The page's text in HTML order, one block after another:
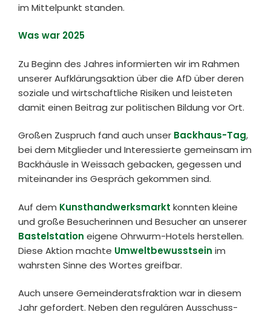
im Mittelpunkt standen.
Was war 2025
Zu Beginn des Jahres informierten wir im Rahmen
unserer Aufklärungsaktion über die AfD über deren
soziale und wirtschaftliche Risiken und leisteten
damit einen Beitrag zur politischen Bildung vor Ort.
Großen Zuspruch fand auch unser Backhaus-Tag,
bei dem Mitglieder und Interessierte gemeinsam im
Backhäusle in Weissach gebacken, gegessen und
miteinander ins Gespräch gekommen sind.
Auf dem Kunsthandwerksmarkt konnten kleine
und große Besucherinnen und Besucher an unserer
Bastelstation eigene Ohrwurm-Hotels herstellen.
Diese Aktion machte Umweltbewusstsein im
wahrsten Sinne des Wortes greifbar.
Auch unsere Gemeinderatsfraktion war in diesem
Jahr gefordert. Neben den regulären Ausschuss-